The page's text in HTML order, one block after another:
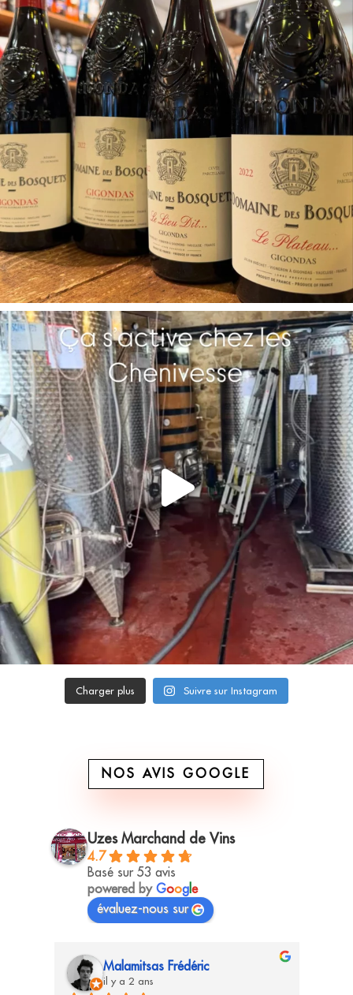
Charger plus Suivre sur Instagram
NOS AVIS GOOGLE
Uzes Marchand de Vins
4.7
Basé sur 53 avis
powered by Google
évaluez-nous sur
Saverio
il y a 2 ans